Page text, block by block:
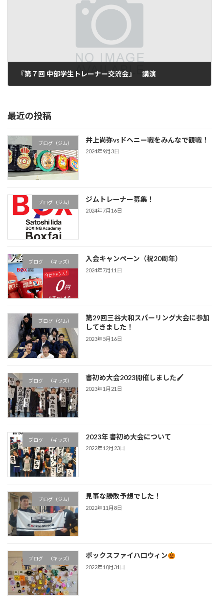
『第７回 中部学生トレーナー交流会』 講演
最近の投稿
ブログ（ジム） 井上尚弥vsドヘニー戦をみんなで観戦！
2024年9月3日
ブログ（ジム） ジムトレーナー募集！
2024年7月16日
ブログ （キッズ） 入会キャンペーン（祝20周年）
2024年7月11日
ブログ（ジム）
第29回三谷大和スパーリング大会に参加
してきました！
2023年5月16日
ブログ （キッズ） 書初め大会2023開催しました🖌
2023年1月21日
ブログ （キッズ） 2023年 書初め大会について
2022年12月23日
ブログ（ジム） 見事な勝敗予想でした！
2022年11月8日
ブログ （キッズ） ボックスファイハロウィン
2022年10月31日